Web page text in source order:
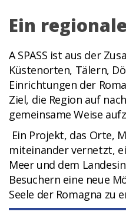
Ein
A SPASS ist aus der
Küstenorten, Tälern,
Einrichtungen der
Ziel, die Region auf
gemeinsame Weise
Ein Projekt, das Orte,
miteinander vernetzt,
Meer und dem
Besuchern eine neue
Seele der Romagna zu